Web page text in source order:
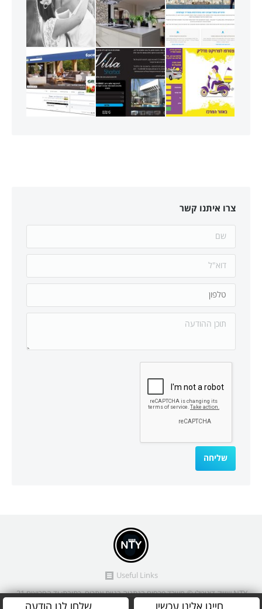
צרו איתנו קשר
Useful Links
NTY שיווק דיגיטלי
© משרד פרסום בנתניה בניית אתרים. כתובת: יד החרוצים 21,